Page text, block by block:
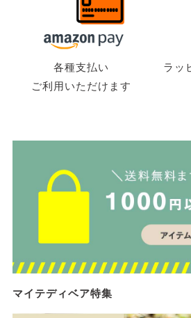
各種支払い
ご利用いただけます
ラッ
マイテディベア特集